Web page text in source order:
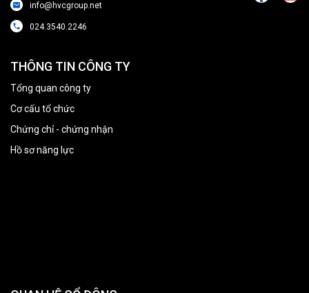
info@hvcgroup.net
024.3540.2246
THÔNG TIN CÔNG TY
Tổng quan công ty
Cơ cấu tổ chức
Chứng chỉ - chứng nhận
Hồ sơ năng lực